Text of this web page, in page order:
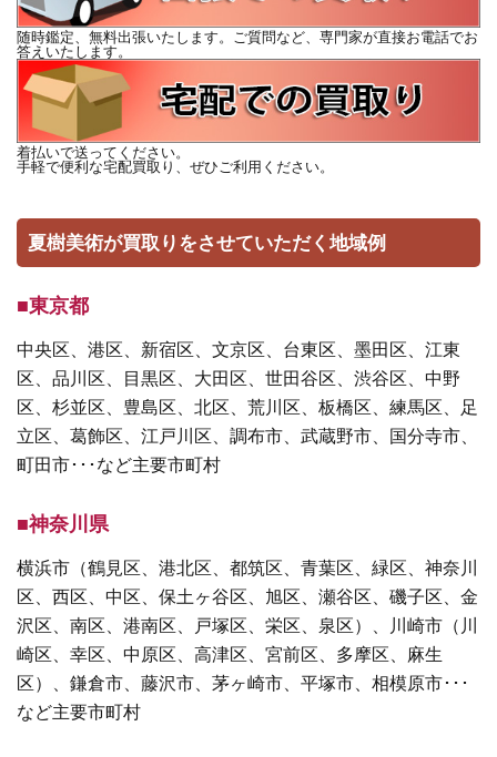
随時鑑定、無料出張いたします。ご質問など、専門家が直接お電話でお
答えいたします。
着払いで送ってください。
手軽で便利な宅配買取り、ぜひご利用ください。
夏樹美術が買取りをさせていただく地域例
■東京都
中央区、港区、新宿区、文京区、台東区、墨田区、江東
区、品川区、目黒区、大田区、世田谷区、渋谷区、中野
区、杉並区、豊島区、北区、荒川区、板橋区、練馬区、足
立区、葛飾区、江戸川区、調布市、武蔵野市、国分寺市、
町田市･･･など主要市町村
■神奈川県
横浜市（鶴見区、港北区、都筑区、青葉区、緑区、神奈川
区、西区、中区、保土ヶ谷区、旭区、瀬谷区、磯子区、金
沢区、南区、港南区、戸塚区、栄区、泉区）、川崎市（川
崎区、幸区、中原区、高津区、宮前区、多摩区、麻生
区）、鎌倉市、藤沢市、茅ヶ崎市、平塚市、相模原市･･･
など主要市町村